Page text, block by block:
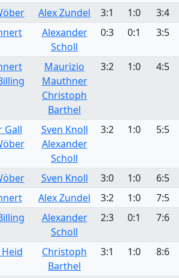
Alex Zundel 3:1 1:0
3:4
Alexander
Scholl
0:3 0:1 3:5
Maurizio
Mauthner
Christoph
Barthel
3:2 1:0 4:5
Gall
Sven Knoll
Alexander
Scholl
3:2 1:0 5:5
Sven Knoll 3:0 1:0
6:5
Alex Zundel 3:2 1:0
7:5
Alexander
Scholl
2:3 0:1 7:6
Christoph
Barthel
3:1 1:0 8:6